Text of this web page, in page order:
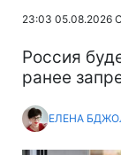
23:03 05.08.2026
Россия
ранее
ЕЛЕНА